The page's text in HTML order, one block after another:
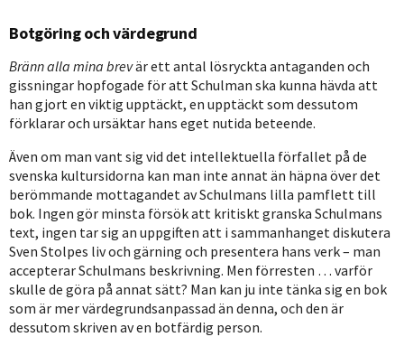
Botgöring och värdegrund
Bränn alla mina brevär ett antal lösryckta antaganden och
gissningar hopfogade för att Schulman ska kunna hävda att
han gjort en viktig upptäckt, en upptäckt som dessutom
förklarar och ursäktar hans eget nutida beteende.
Även om man vant sig vid det intellektuella förfallet på de
svenska kultursidorna kan man inte annat än häpna över det
berömmande mottagandet av Schulmans lilla pamflett till
bok. Ingen gör minsta försök att kritiskt granska Schulmans
text, ingen tar sig an uppgiften att i sammanhanget diskutera
Sven Stolpes liv och gärning och presentera hans verk – man
accepterar Schulmans beskrivning. Men förresten … varför
skulle de göra på annat sätt? Man kan ju inte tänka sig en bok
som är mer värdegrundsanpassad än denna, och den är
dessutom skriven av en botfärdig person.